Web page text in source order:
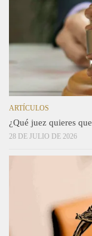
ARTÍCULOS
¿Qué juez quieres
28 DE JULIO DE 2026